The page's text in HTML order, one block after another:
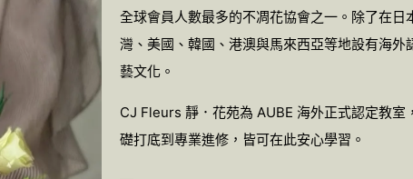
全球會員人數最多的不凋花協會之一。除了在日
灣、美國、韓國、港澳與馬來西亞等地設有海
藝文化。
CJ Fleurs 靜．花苑為 AUBE 海外正式認定教室
礎打底到專業進修，皆可在此安心學習。